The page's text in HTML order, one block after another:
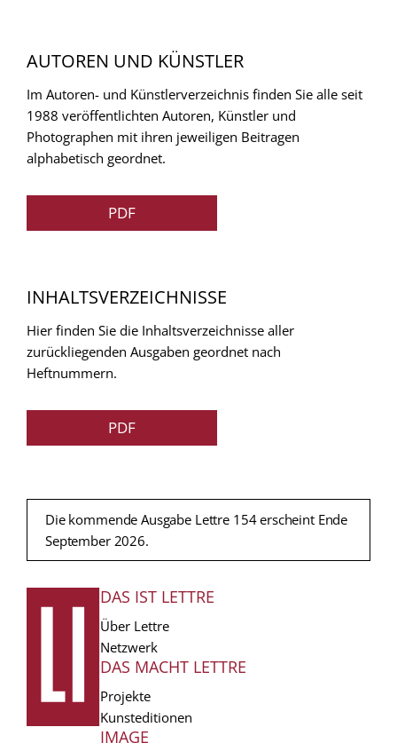
AUTOREN UND KÜNSTLER
Im Autoren- und Künstlerverzeichnis finden Sie alle seit
1988 veröffentlichten Autoren, Künstler und
Photographen mit ihren jeweiligen Beitragen
alphabetisch geordnet.
PDF
INHALTSVERZEICHNISSE
Hier finden Sie die Inhaltsverzeichnisse aller
zurückliegenden Ausgaben geordnet nach
Heftnummern.
PDF
Die kommende Ausgabe Lettre 154 erscheint Ende
September 2026.
FUSSZEILE
DAS IST LETTRE
Über Lettre
Netzwerk
DAS MACHT LETTRE
Projekte
Kunsteditionen
IMAGE